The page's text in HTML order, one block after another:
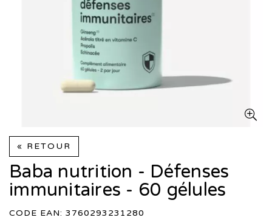
« RETOUR
Baba nutrition - Défenses
immunitaires - 60 gélules
CODE EAN: 3760293231280